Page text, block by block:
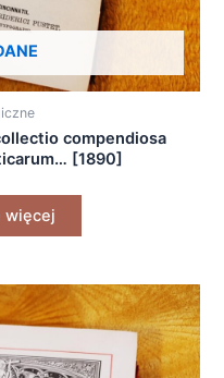
compendiosa
[1890]
więcej